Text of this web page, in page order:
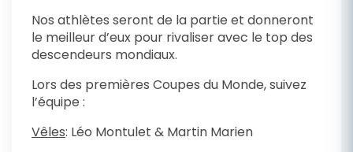
Nos athlètes seront de la partie et donneront
le meilleur d’eux pour rivaliser avec le top des
descendeurs mondiaux.
Lors des premières Coupes du Monde, suivez
l’équipe :
Vêles: Léo Montulet & Martin Marien